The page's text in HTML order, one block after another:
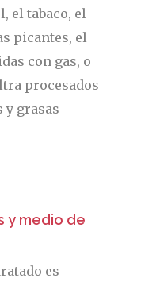
el tabaco, el
picantes, el
con gas, o
procesados
y grasas
y medio de
es
REVISTA DEL COLEGIO DE
FARMACÉUTICOS DE